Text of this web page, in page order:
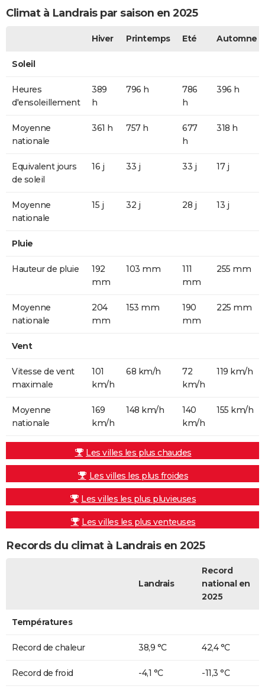
Climat à Landrais par saison en 2025
Hiver Printemps Eté Automne
Soleil
Heures
d'ensoleillement
389
h
796 h
786
h
396 h
Moyenne
nationale
361 h 757 h
677
h
318 h
Equivalent jours
de soleil
16 j 33 j 33 j 17 j
Moyenne
nationale
15 j 32 j 28 j 13 j
Pluie
Hauteur de pluie
192
mm
103 mm
111
mm
255 mm
Moyenne
nationale
204
mm
153 mm
190
mm
225 mm
Vent
Vitesse de vent
maximale
101
km/h
68 km/h
72
km/h
119 km/h
Moyenne
nationale
169
km/h
148 km/h
140
km/h
155 km/h
Les villes les plus chaudes
Les villes les plus froides
Les villes les plus pluvieuses
Les villes les plus venteuses
Records du climat à Landrais en 2025
Landrais
Record
national en
2025
Températures
Record de chaleur 38,9 °C 42,4 °C
Record de froid -4,1 °C -11,3 °C